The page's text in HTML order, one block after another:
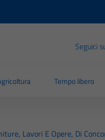
Seguici
Tempo libero
Lavori E Opere, Di